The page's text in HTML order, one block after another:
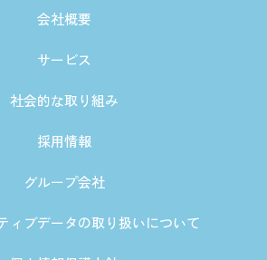
会社概要
サービス
社会的な取り組み
採用情報
グループ会社
ィブデータの取り扱いについて